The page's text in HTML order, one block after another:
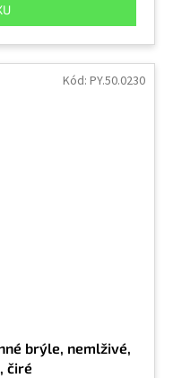
brýle, nemlživé,
čiré
Kód: PY.50.0230